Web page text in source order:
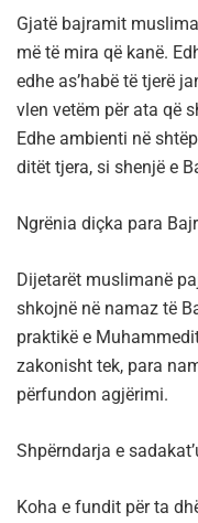
Gjatë bajramit
më të mira që kanë.
edhe as’habë të tjerë
vlen vetëm për ata që
Edhe ambienti në
ditët tjera, si shenjë e
Ngrënia diçka para
Dijetarët muslimanë
shkojnë në namaz të
praktikë e
zakonisht tek, para
përfundon agjërimi.
Shpërndarja e
Koha e fundit për ta